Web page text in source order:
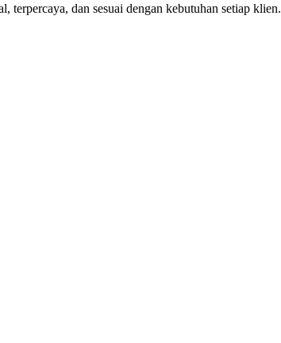
dan sesuai dengan kebutuhan setiap klien.